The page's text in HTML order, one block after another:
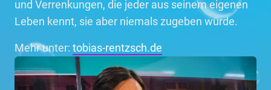
und Verrenkungen, die jeder aus seinem eigenen
Leben kennt, sie aber niemals zugeben würde.
Mehr unter: tobias-rentzsch.de